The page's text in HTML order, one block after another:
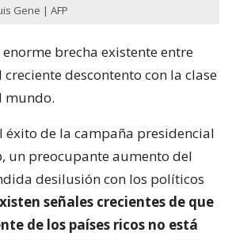
Gene | AFP
brecha existente entre
descontento con la clase
mundo.
éxito de la campaña presidencial
un preocupante aumento del
desilusión con los políticos
señales crecientes de que
de los países ricos no está